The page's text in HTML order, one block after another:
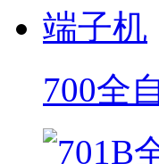
700全